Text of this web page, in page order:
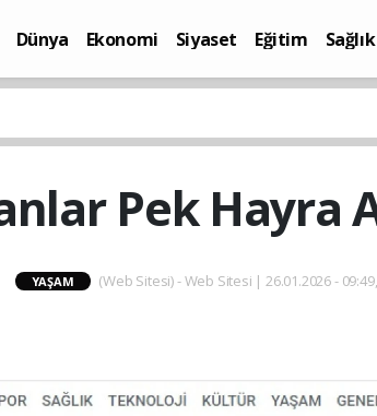
Dünya Ekonomi Siyaset Eğitim Sağlık
Pek Hayra
YAŞAM (Web Sitesi) - Web Sitesi | 26.01.2026 -